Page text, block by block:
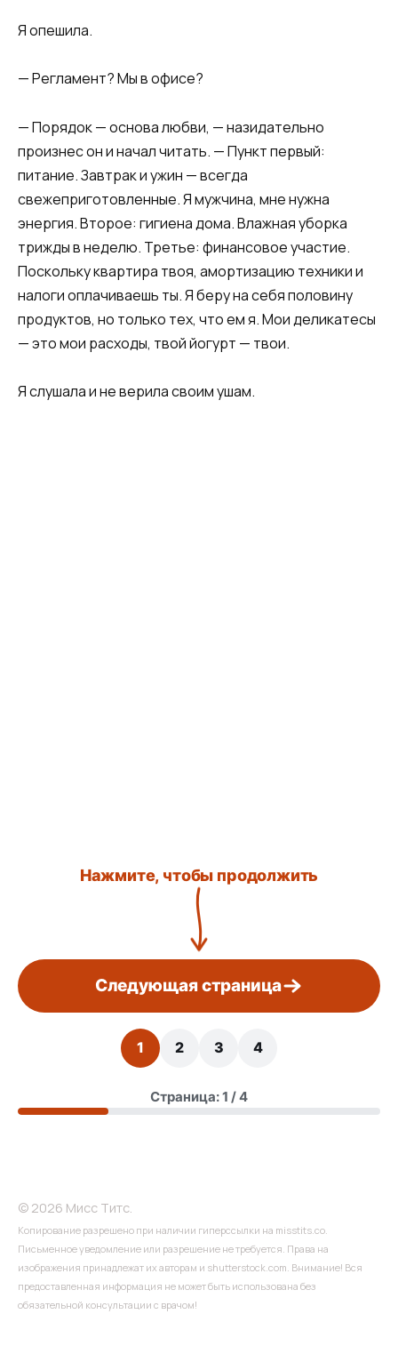
Я опешила.
— Регламент? Мы в офисе?
— Порядок — основа любви, — назидательно
произнес он и начал читать. — Пункт первый:
питание. Завтрак и ужин — всегда
свежеприготовленные. Я мужчина, мне нужна
энергия. Второе: гигиена дома. Влажная уборка
трижды в неделю. Третье: финансовое участие.
Поскольку квартира твоя, амортизацию техники и
налоги оплачиваешь ты. Я беру на себя половину
продуктов, но только тех, что ем я. Мои деликатесы
— это мои расходы, твой йогурт — твои.
Я слушала и не верила своим ушам.
Нажмите, чтобы продолжить
Следующая страница
1 2 3 4
Страница: 1 / 4
© 2026 Мисс Титс.
Копирование разрешено при наличии гиперссылки на misstits.co.
Письменное уведомление или разрешение не требуется. Права на
изображения принадлежат их авторам и shutterstock.com. Внимание! Вся
предоставленная информация не может быть использована без
обязательной консультации с врачом!